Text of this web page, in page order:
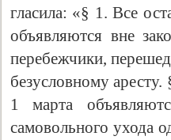
гласила: «§ 1. Все
объявляются вне
перебежчики,
безусловному
1 марта
самовольного ухода